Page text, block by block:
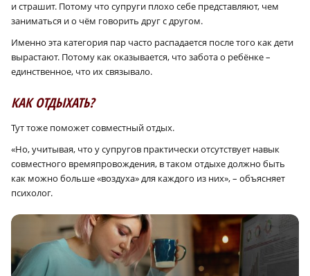
и страшит. Потому что супруги плохо себе представляют, чем
заниматься и о чём говорить друг с другом.
Именно эта категория пар часто распадается после того как дети
вырастают. Потому как оказывается, что забота о ребёнке –
единственное, что их связывало.
КАК ОТДЫХАТЬ?
Тут тоже поможет совместный отдых.
«Но, учитывая, что у супругов практически отсутствует навык
совместного времяпровождения, в таком отдыхе должно быть
как можно больше «воздуха» для каждого из них», – объясняет
психолог.